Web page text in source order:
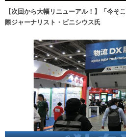
【次回から大幅リニューアル！】「今
際ジャーナリスト・ビニシウス氏